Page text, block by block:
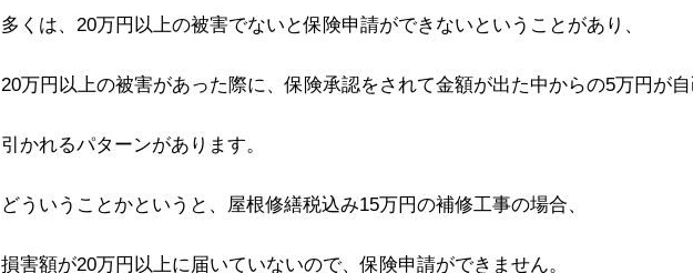
多くは、20万円以上の被害でないと保険申請ができないということがあり、
20万円以上の被害があった際に、保険承認をされて金額が出た中からの5万円が
引かれるパターンがあります。
どういうことかというと、屋根修繕税込み15万円の補修工事の場合、
損害額が20万円以上に届いていないので、保険申請ができません。